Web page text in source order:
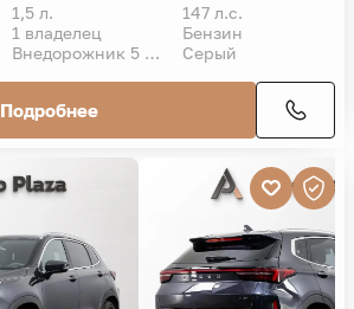
1,5 л.
147 л.с.
1 владелец
Бензин
Внедорожник 5 дв. Серый
Подробнее